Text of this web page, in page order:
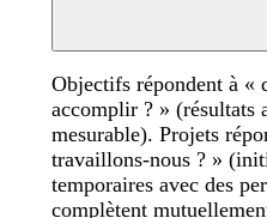
Objectifs répondent à «
accomplir ? » (résultats
mesurable). Projets
travaillons-nous ? »
temporaires avec des
complètent